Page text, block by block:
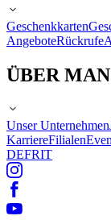
Geschenkkarten
AngeboteRückrufe
ÜBER
Unser Unternehmen
KarriereFilialen
DEFRIT